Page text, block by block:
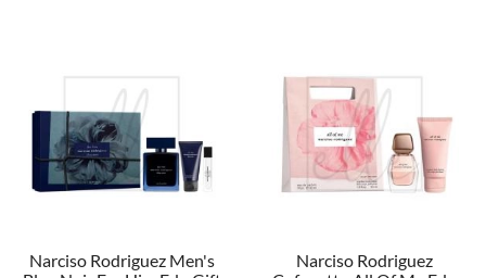
Narciso Rodriguez Men's
Narciso Rodriguez